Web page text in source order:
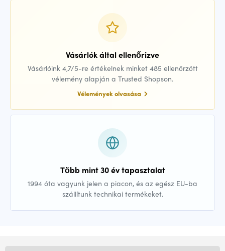
Vásárlók által ellenőrizve
Vásárlóink 4,7/5-re értékelnek minket 485 ellenőrzött
vélemény alapján a Trusted Shopson.
Vélemények olvasása
Több mint 30 év tapasztalat
1994 óta vagyunk jelen a piacon, és az egész EU-ba
szállítunk technikai termékeket.